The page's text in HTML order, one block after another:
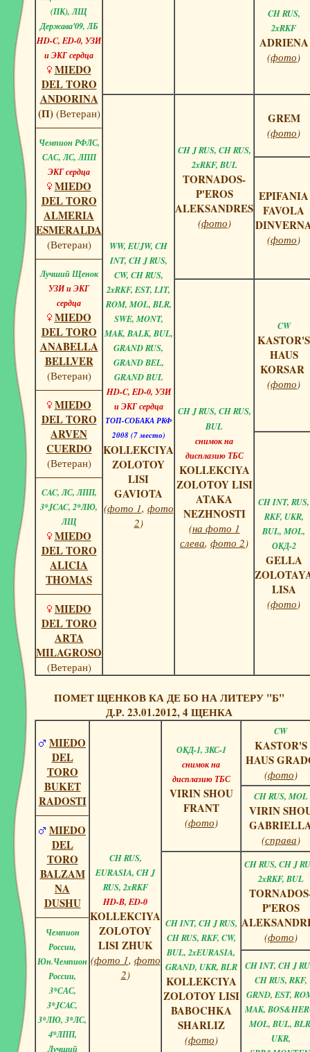
(ПК), ЛЩ
Держава'09, ЛБ
HD-C, ED-0, УЗИ
и ЭКГ сердца
MIEDO
DEL TORO
ANDORINA
(П)(Ветеран)
Чемпион РФЛС,
САС, ЛС, ЛПП
ЭКГ сердца
MIEDO
DEL TORO
ALMERIA
ESMERALDA
(Ветеран)
Лучший Щенок
УЗИ и ЭКГ
сердца
MIEDO
DEL TORO
ANABELLA
BELLVER
(Ветеран)
MIEDO
DEL TORO
ARVEN
CUERDO
(Ветеран)
CAC, ЛС, ЛПП,
3*JCAC, 2*ЛЮ,
ЛЩ
MIEDO
DEL TORO
ALICIA
THOMAS
MIEDO
DEL TORO
ARTA
MILAGROSO
(Ветеран)
CH RUS,
2xRKF
ADRIENA
(фото)
WW, EUJW, CH
INT, CH J RUS,
CW, CH RUS,
2xRKF, EST, LIT,
ROM, MOL, BLR,
SWE, MONT,
MAK, BALK, BUL,
GRAND RUS,
GRAND BEL,
GRAND BUL
HD-C, ED-0, УЗИ
и ЭКГ сердца
ТОП-СОБАКА РКФ
2008 (7 место)
KOLLEKCIYA
ZOLOTOY
LISI
GAVIOTA
(фото 1, фото
2)
CH J RUS, CH RUS,
2xRKF, BUL
TORNADOS-
P'EROS
ALEKSANDRES
(фото)
GREM
(фото)
EPIFANIA
FAVOLA
(фото)
CH J RUS, CH RUS,
BUL
снимок на
дисплазию ТБС
KOLLEKCIYA
ZOLOTOY LISI
ATAKA
NEZHNOSTI
(на фото 1
слева, фото 2)
CW
KASTOR'S
HAUS
KORSAR
(фото)
CH INT, RUS,
RKF, UKR,
BUL, MOL,
ОКД-2
GELLA
LISA
(фото)
ПОМЕТ ЩЕНКОВ КА ДЕ БО НА ЛИТЕРУ "Б"
Д.Р. 23.01.2012, 4 ЩЕНКА
MIEDO
DEL
TORO
BUKET
RADOSTI
MIEDO
DEL
TORO
BALZAM
NA
DUSHU
Чемпион
России,
Юн.Чемпион
России,
3*САС,
3*JCAC,
3*ЛЮ, 3*ЛС,
4*ЛПП,
Лучший
CH RUS,
EURASIA, CH J
RUS, 2xRKF
HD-B, ED-0
KOLLEKCIYA
ZOLOTOY
LISI ZHUK
(фото 1, фото
2)
ОКД-1, ЗКС-1
снимок на
дисплазию ТБС
VIRIN SHOU
FRANT
(фото)
CW
KASTOR'S
HAUS
(фото)
CH RUS, MOL
VIRIN
(справа)
CH INT, CH J RUS,
CH RUS, RKF, CW,
BUL, 2xEURASIA,
GRAND, UKR, BLR
KOLLEKCIYA
ZOLOTOY LISI
BABOCHKA
SHARLIZ
(фото)
CH RUS, CH J
2xRKF, BUL
P'EROS
(фото)
CH INT, CH J
CH RUS, RKF,
GRND, EST,
MAK,
MOL, BUL,
UKR,